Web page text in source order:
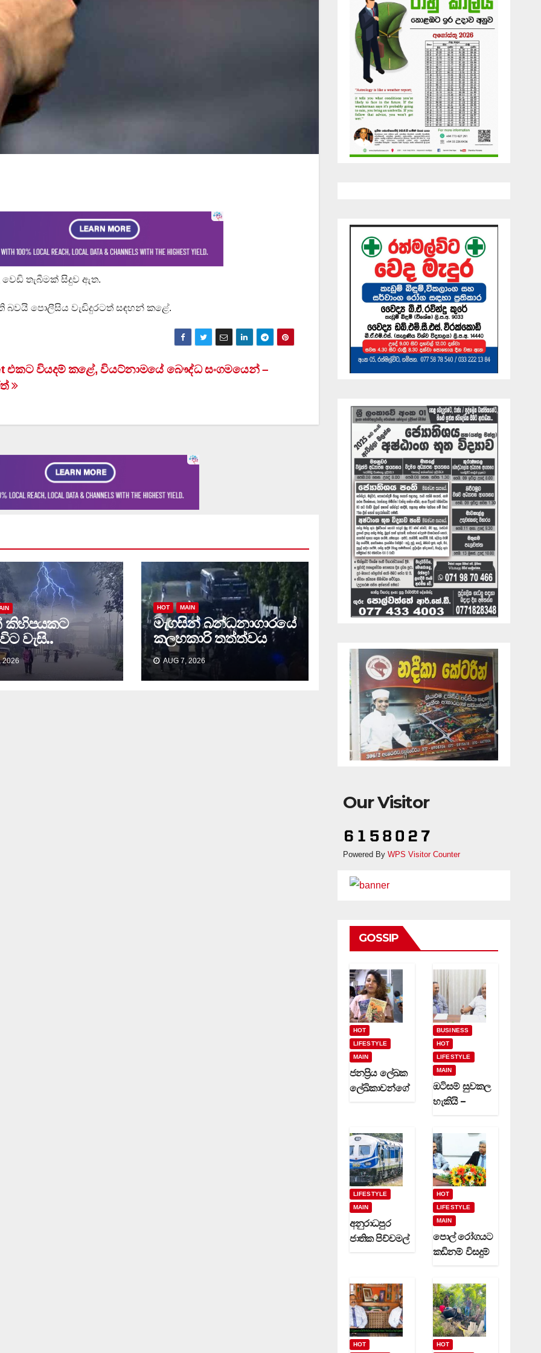
වෙඩි තැබීමක් සිදුව ඇත.
බවයි පොලීසිය වැඩිදුරටත් සඳහන් කළේ.
එකට වියදම් කළේ, වියට්නාමයේ බෞද්ධ සංගමයෙන් –
කිහිපයකට
වැසි..
2026
HOT MAIN
මැගසින් බන්ධනාගාරයේ
කලහකාරි තත්ත්වය
පාලනය කර අවසන්
AUG 7, 2026
Our Visitor
Powered By WPS Visitor Counter
GOSSIP
HOT
LIFESTYLE
MAIN
ජනප්‍රිය ලේඛක
ලේඛිකාවන්ගේ
රචිත නවක
ග්‍රන්ථ දෙකක්
(video)
BUSINESS
HOT
LIFESTYLE
MAIN
ඔටිසම් සුවකල
හැකියි –
ප්‍රේමකුමාර
වෙදමහතා
(video)
LIFESTYLE
MAIN
අනුරාධපුර
ජාතික පිච්චමල්
ගමන් වාර
කිහිපයක්
ධාවනයට…
HOT
LIFESTYLE
MAIN
පොල් රෝගයට
කඩිනම් විසදුම්
රක්ෂණාවරණ
යක් (video)
HOT
HOT